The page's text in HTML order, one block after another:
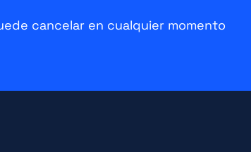
cancelar en cualquier momento